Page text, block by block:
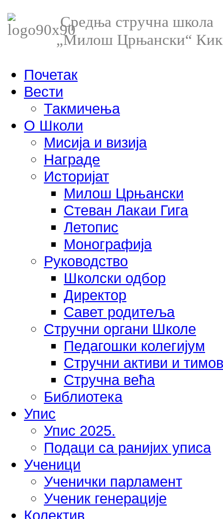
Средња стручна школа
„Милош Црњански“
Почетак
Вести
Такмичења
О Школи
Мисија и визија
Награде
Историјат
Милош Црњански
Стеван Лакаи Гига
Летопис
Монографија
Руководство
Школски одбор
Директор
Савет родитеља
Стручни органи Школе
Педагошки колегијум
Стручни активи и
Стручна већа
Библиотека
Упис
Упис 2025.
Подаци са ранијих уписа
Ученици
Ученички парламент
Ученик генерације
Колектив